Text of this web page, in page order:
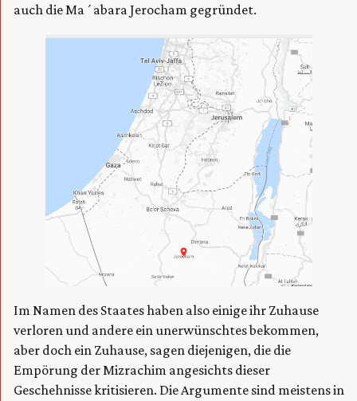
auch die Ma´abara Jerocham gegründet.
Im Namen des Staates haben also einige ihr Zuhause
verloren und andere ein unerwünschtes bekommen,
aber doch ein Zuhause, sagen diejenigen, die die
Empörung der Mizrachim angesichts dieser
Geschehnisse kritisieren. Die Argumente sind meistens in